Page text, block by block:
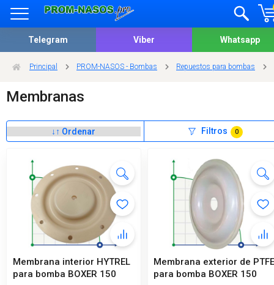
Telegram Viber Whatsapp
Principal PROM-NASOS - Bombas Repuestos para bombas
Membranas
Filtros 0
Membrana interior HYTREL
para bomba BOXER 150
Membrana exterior de
para bomba BOXER 150